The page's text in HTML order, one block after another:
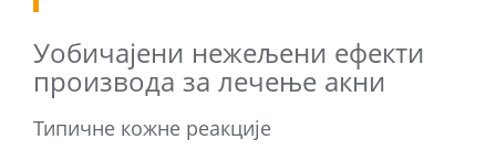
Уобичајени нежељени ефекти
производа за лечење акни
Типичне кожне реакције